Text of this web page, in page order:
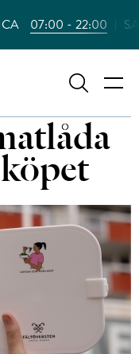
07:00 - 22:00